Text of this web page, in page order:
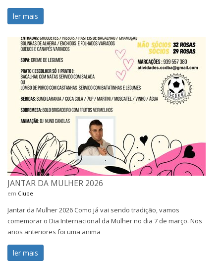
ler mais
JANTAR DA MULHER 2026
em Clube
Jantar da Mulher 2026 Como já vai sendo tradição, vamos
comemorar o Dia Internacional da Mulher no dia 7 de março. Nos
anos anteriores foi uma anima
ler mais